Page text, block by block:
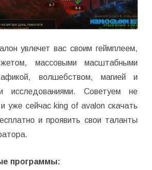
увлечет вас своим геймплеем,
массовыми масштабными
волшебством, магией и
исследованиями. Советуем не
уже сейчас king of avalon скачать
и проявить свои таланты
программы: